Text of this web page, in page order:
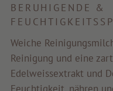
BERUHIGENDE &
Weiche
Reinigung und eine
Edelweissextrakt und